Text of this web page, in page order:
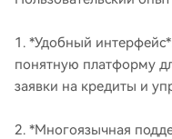
1. *Удобный
понятную платформу
заявки на кредиты и
2. *Многоязычная